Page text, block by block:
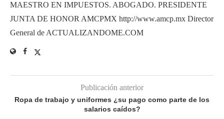
MAESTRO EN IMPUESTOS. ABOGADO. PRESIDENTE
JUNTA DE HONOR AMCPMX http://www.amcp.mx Director
General de ACTUALIZANDOME.COM
Publicación anterior
Ropa de trabajo y uniformes ¿su pago como parte de los
salarios caídos?